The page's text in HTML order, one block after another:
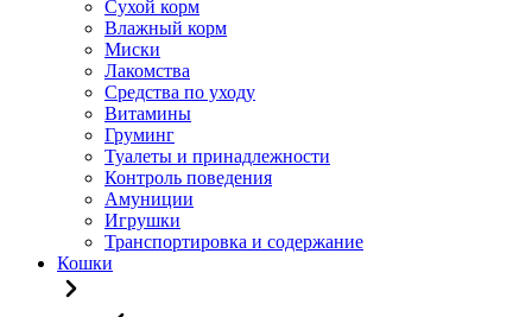
Сухой корм
Влажный корм
Миски
Лакомства
Средства по уходу
Витамины
Груминг
Туалеты и принадлежности
Контроль поведения
Амуниции
Игрушки
Транспортировка и содержание
Кошки